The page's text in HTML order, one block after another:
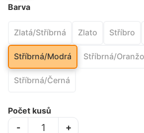
Barva
Zlatá/Stříbrná Zlato Stříbro
Stříbrná/Modrá Stříbrná/
Stříbrná/Černá
Počet kusů
+
-